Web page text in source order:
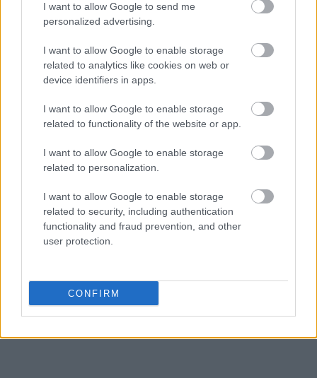
I want to allow Google to send me
personalized advertising.
I want to allow Google to enable storage
related to analytics like cookies on web or
device identifiers in apps.
I want to allow Google to enable storage
related to functionality of the website or app.
I want to allow Google to enable storage
related to personalization.
I want to allow Google to enable storage
related to security, including authentication
functionality and fraud prevention, and other
user protection.
CONFIRM
Τράπεζες: Στα 55,5 εκατ. ευρώ ο λογαριασμός
από τα δάνεια του ν. Κατσέλη
Νέο Χωροταξικό Τουρισμού: Οι νέες «κόκκινες
Τα ανοιχτά μέτωπα για την ενίσχυση της
ελληνικής βιομηχανίας